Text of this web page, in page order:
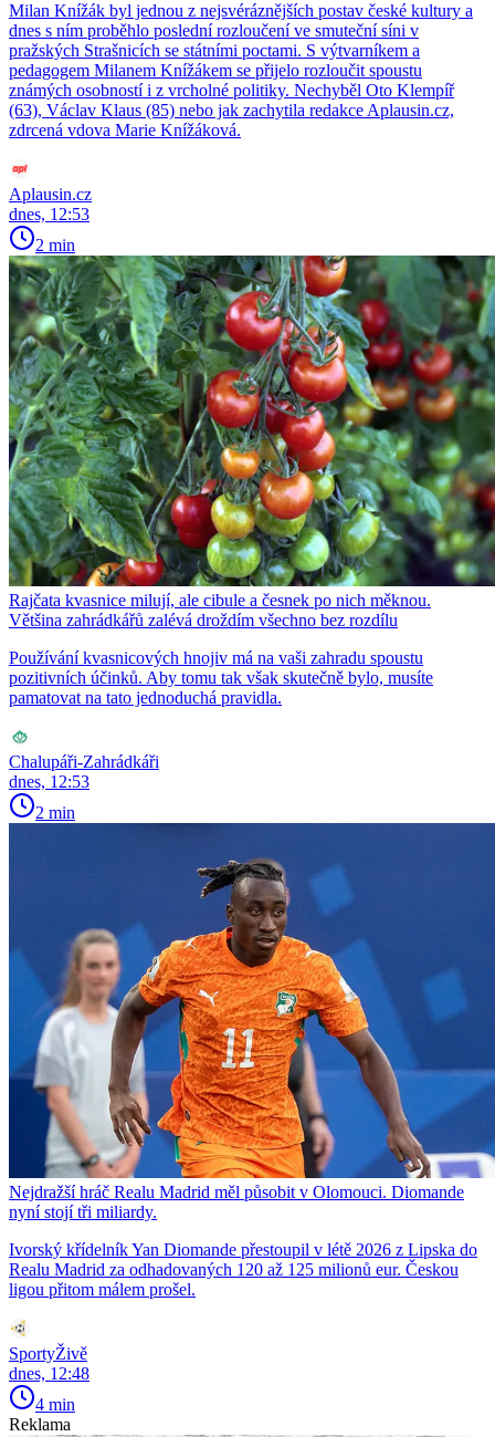
Milan Knížák byl jednou z nejsvéráznějších postav české kultury a
dnes s ním proběhlo poslední rozloučení ve smuteční síni v
pražských Strašnicích se státními poctami. S výtvarníkem a
pedagogem Milanem Knížákem se přijelo rozloučit spoustu
známých osobností i z vrcholné politiky. Nechyběl Oto Klempíř
(63), Václav Klaus (85) nebo jak zachytila redakce Aplausin.cz,
zdrcená vdova Marie Knížáková.
Aplausin.cz
dnes, 12:53
2 min
Rajčata kvasnice milují, ale cibule a česnek po nich měknou.
Většina zahrádkářů zalévá droždím všechno bez rozdílu
Používání kvasnicových hnojiv má na vaši zahradu spoustu
pozitivních účinků. Aby tomu tak však skutečně bylo, musíte
pamatovat na tato jednoduchá pravidla.
Chalupáři-Zahrádkáři
dnes, 12:53
2 min
Nejdražší hráč Realu Madrid měl působit v Olomouci. Diomande
nyní stojí tři miliardy.
Ivorský křídelník Yan Diomande přestoupil v létě 2026 z Lipska do
Realu Madrid za odhadovaných 120 až 125 milionů eur. Českou
ligou přitom málem prošel.
SportyŽivě
dnes, 12:48
4 min
Reklama